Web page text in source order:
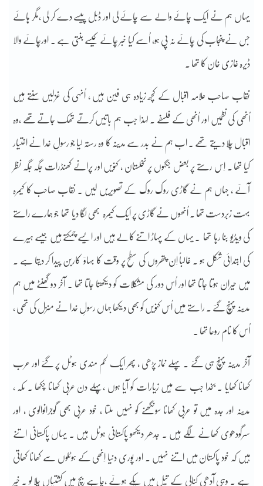
یہاں ہم نے ایک چائے والے سے چائے لی اور ڈبل پیسے دے کر لی ،مگر ہائے
جس نے پنجاب کی چائے نہ پی ہو، اُسے کیا خبر چائے کیسے بنتی ہے ۔ اورچائے والا
ڈیرہ غازی خان کا تھا ۔
نقاب صاحب علامہ اقبال کے کچھ زیادہ ہی فین ہیں ، اُنہی کی غزلیں سُنتے ہیں
اُنھی کی نظمیں اور اُنھی کے فلسفے ۔ لہذا جب ہم باتیں کرتے تھک جاتے تھے ،وہ
اقبال چلا دیتے تھے ۔ اب ہم نے بدر سے مدینہ کا وہ رستہ لیا جو رسولِ خدا نے اختیار
کیا تھا ۔ اِس رستے پر بعض جگہوں پر نخلستان ، کنویں اور پرانے کھنڈرات جگہ جگہ نظر
آئے ، جہاں ہم نے گاڑی روک روک کے تصویریں لیں ۔ نقاب صاحب کا کیمرہ
بہت زبردست تھا ۔ اُنھوں نے گاڑی پر ایک کیمرہ بھی لگا دیا تھا جو ہمارے راستے
کی ویڈیو بنا رہا تھا ۔ یہاں کے پہاڑ اتنے کالے ہیں اور ایسے چمکتے ہیں جیسے ہیرے
کی ابتدائی شکل ہو ۔ غالباً اِن پتھروں کی سطح پر وقت کا بہاؤ کاربن پیدا کر دیتا ہے ۔
مَیں حیران ہوتا جاتا تھا اور اُس دور کی مشکلات کو دیکھتا جاتا تھا ۔ آخر دو گھنٹے میں ہم
مدینہ پہنچ گئے ۔ راستے میں اُس کنویں کو بھی دیکھا جہاں رسولِ خدا نے منزل کی تھی ،
اُس کا نام روحا تھا ۔
آخر مدینہ پہنچ ہی گئے ۔ پہلے نماز پڑھی ، پھر ایک لحم مندی ہوٹل پر گئے اور عرب
کھانا کھایا ۔ بخدا جب سے مَیں زیارات کو آیا ہوں ،پہلے دن عربی کھانا چکھا ۔ مکہ ،
مدینہ اور جدہ میں تو عربی کھانا سونگھنے کو نہیں ملتا ، خود عربی بھی گوجرانوالوی ، اور
سرگودھوی کھانے لگے ہیں ۔ جدھر دیکھو پاکستانی ہوٹل ہیں ۔ یہاں پاکستانی اتنے
ہیں کہ خود پاکستان میں اتنے نہیں ۔ اور پوری دنیا اِنھی کے ہوٹلوں سے کھانا کھاتی
ہے ۔ وہی آدھی کنالی کے تیل میں پکے ہوئے ،چاہے بیچ میں کشتیاں چلا لو ۔ خیر